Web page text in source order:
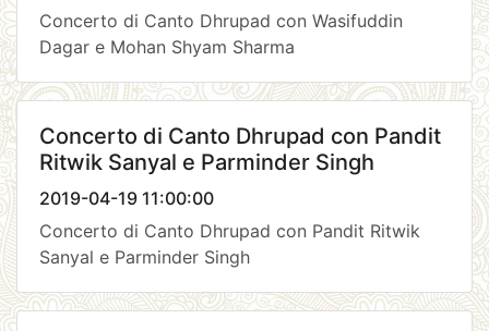
Concerto di Canto Dhrupad con Wasifuddin
Dagar e Mohan Shyam Sharma
Concerto di Canto Dhrupad con Pandit
Ritwik Sanyal e Parminder Singh
2019-04-19 11:00:00
Concerto di Canto Dhrupad con Pandit Ritwik
Sanyal e Parminder Singh